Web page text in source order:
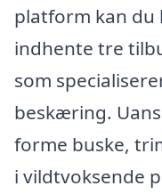
platform kan
indhente tre
som
beskæring.
forme buske,
i vildtvoksende